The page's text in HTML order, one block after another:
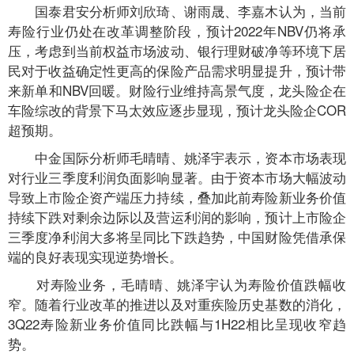
国泰君安分析师刘欣琦、谢雨晟、李嘉木认为，当前
寿险行业仍处在改革调整阶段，预计2022年NBV仍将承
压，考虑到当前权益市场波动、银行理财破净等环境下居
民对于收益确定性更高的保险产品需求明显提升，预计带
来新单和NBV回暖。财险行业维持高景气度，龙头险企在
车险综改的背景下马太效应逐步显现，预计龙头险企COR
超预期。
中金国际分析师毛晴晴、姚泽宇表示，资本市场表现
对行业三季度利润负面影响显著。由于资本市场大幅波动
导致上市险企资产端压力持续，叠加此前寿险新业务价值
持续下跌对剩余边际以及营运利润的影响，预计上市险企
三季度净利润大多将呈同比下跌趋势，中国财险凭借承保
端的良好表现实现逆势增长。
对寿险业务，毛晴晴、姚泽宇认为寿险价值跌幅收
窄。随着行业改革的推进以及对重疾险历史基数的消化，
3Q22寿险新业务价值同比跌幅与1H22相比呈现收窄趋
势。